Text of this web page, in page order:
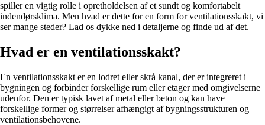
spiller en vigtig rolle i opretholdelsen af et sundt og komfortabelt
indendørsklima. Men hvad er dette for en form for ventilationsskakt, vi
ser mange steder? Lad os dykke ned i detaljerne og finde ud af det.
Hvad er en ventilationsskakt?
En ventilationsskakt er en lodret eller skrå kanal, der er integreret i
bygningen og forbinder forskellige rum eller etager med omgivelserne
udenfor. Den er typisk lavet af metal eller beton og kan have
forskellige former og størrelser afhængigt af bygningsstrukturen og
ventilationsbehovene.